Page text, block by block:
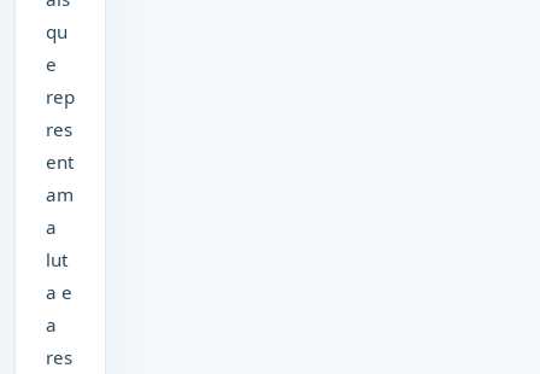
qu
e
rep
res
ent
am
a
lut
a e
a
res